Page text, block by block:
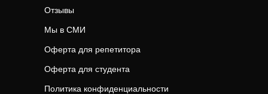
Отзывы
Мы в СМИ
Оферта для репетитора
Оферта для студента
Политика конфиденциальности